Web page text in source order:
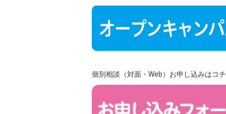
個別相談（対面・Web）お申し込みはコ